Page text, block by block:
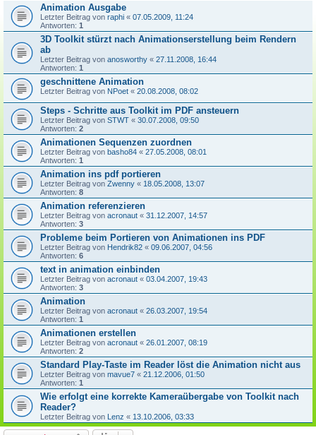
Animation Ausgabe
Letzter Beitrag von raphi « 07.05.2009, 11:24
Antworten: 1
3D Toolkit stürzt nach Animationserstellung beim Rendern
ab
Letzter Beitrag von anosworthy « 27.11.2008, 16:44
Antworten: 1
geschnittene Animation
Letzter Beitrag von NPoet « 20.08.2008, 08:02
Steps - Schritte aus Toolkit im PDF ansteuern
Letzter Beitrag von STWT « 30.07.2008, 09:50
Antworten: 2
Animationen Sequenzen zuordnen
Letzter Beitrag von basho84 « 27.05.2008, 08:01
Antworten: 1
Animation ins pdf portieren
Letzter Beitrag von Zwenny « 18.05.2008, 13:07
Antworten: 8
Animation referenzieren
Letzter Beitrag von acronaut « 31.12.2007, 14:57
Antworten: 3
Probleme beim Portieren von Animationen ins PDF
Letzter Beitrag von Hendrik82 « 09.06.2007, 04:56
Antworten: 6
text in animation einbinden
Letzter Beitrag von acronaut « 03.04.2007, 19:43
Antworten: 3
Animation
Letzter Beitrag von acronaut « 26.03.2007, 19:54
Antworten: 1
Animationen erstellen
Letzter Beitrag von acronaut « 26.01.2007, 08:19
Antworten: 2
Standard Play-Taste im Reader löst die Animation nicht aus
Letzter Beitrag von mavue7 « 21.12.2006, 01:50
Antworten: 1
Wie erfolgt eine korrekte Kameraübergabe von Toolkit nach
Reader?
Letzter Beitrag von Lenz « 13.10.2006, 03:33